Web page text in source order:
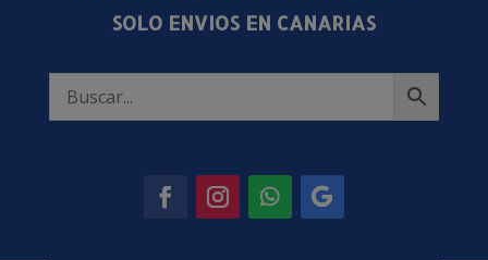
SOLO ENVIOS EN CANARIAS